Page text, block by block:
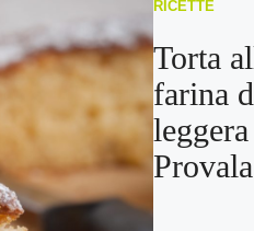
RICETTE
Torta
farina